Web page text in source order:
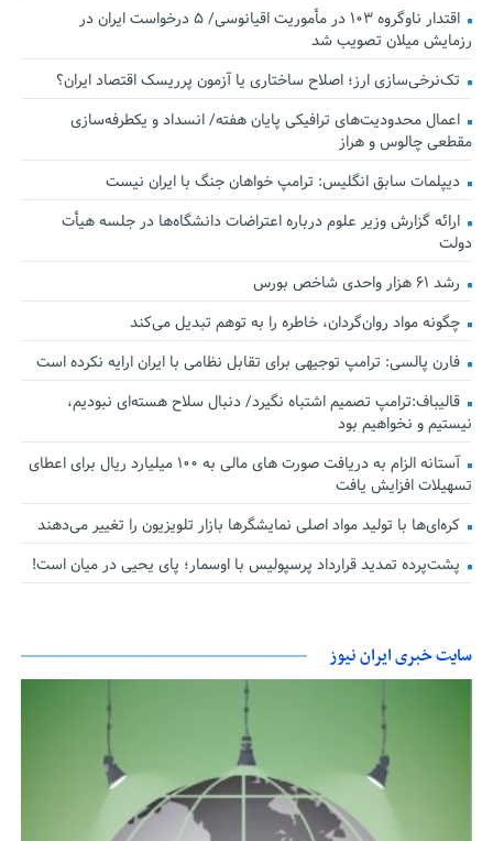
اقتدار ناوگروه ۱۰۳ در مأموریت‌ اقیانوسی/ ۵ درخواست ایران در
رزمایش میلان تصویب شد
تک‌نرخی‌سازی ارز؛ اصلاح ساختاری یا آزمون پرریسک اقتصاد ایران؟
اعمال محدودیت‌های ترافیکی پایان هفته/ انسداد و یکطرفه‌سازی
مقطعی چالوس و هراز
دیپلمات سابق انگلیس:‌ ترامپ خواهان جنگ با ایران نیست
ارائه گزارش وزیر علوم درباره اعتراضات دانشگاه‌ها در جلسه هیأت
دولت
رشد ۶۱ هزار واحدی شاخص بورس
چگونه مواد روان‌گردان، خاطره را به توهم تبدیل می‌کند
فارن پالسی: ترامپ توجیهی برای تقابل نظامی با ایران ارایه نکرده است
قالیباف:ترامپ تصمیم اشتباه نگیرد/ دنبال سلاح هسته‌ای نبودیم،
نیستیم و نخواهیم بود
آستانه الزام به دریافت صورت های مالی به ۱۰۰ میلیارد ریال برای اعطای
تسهیلات افزایش یافت
کره‌ای‌ها با تولید مواد اصلی نمایشگرها بازار تلویزیون را تغییر می‌دهند
پشت‌پرده تمدید قرارداد پرسپولیس با اوسمار؛ پای یحیی در میان است!
سایت خبری ایران نیوز